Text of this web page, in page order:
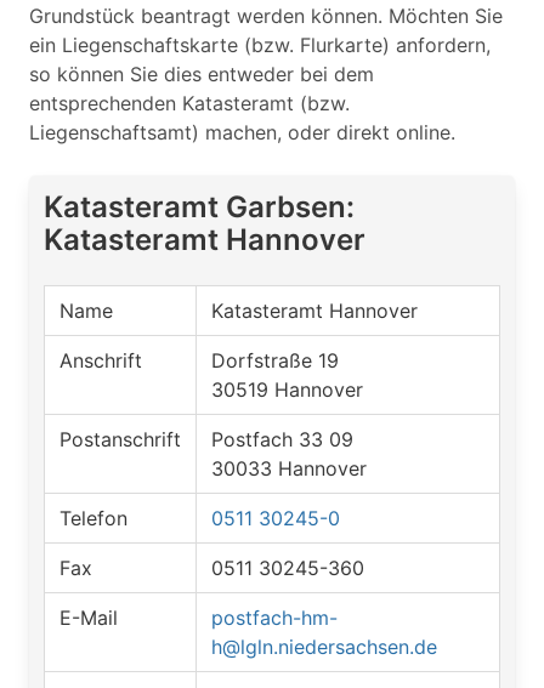
Grundstück beantragt werden können. Möchten Sie
ein Liegenschaftskarte (bzw. Flurkarte) anfordern,
so können Sie dies entweder bei dem
entsprechenden Katasteramt (bzw.
Liegenschaftsamt) machen, oder direkt online.
Katasteramt Garbsen:
Katasteramt Hannover
Name Katasteramt Hannover
Anschrift
Dorfstraße 19
30519 Hannover
Postanschrift
Postfach 33 09
30033 Hannover
Telefon 0511 30245-0
Fax 0511 30245-360
E-Mail
postfach-hm-
h@lgln.niedersachsen.de